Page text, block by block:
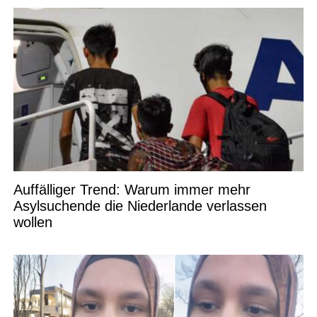
Auffälliger Trend: Warum immer mehr
Asylsuchende die Niederlande verlassen
wollen